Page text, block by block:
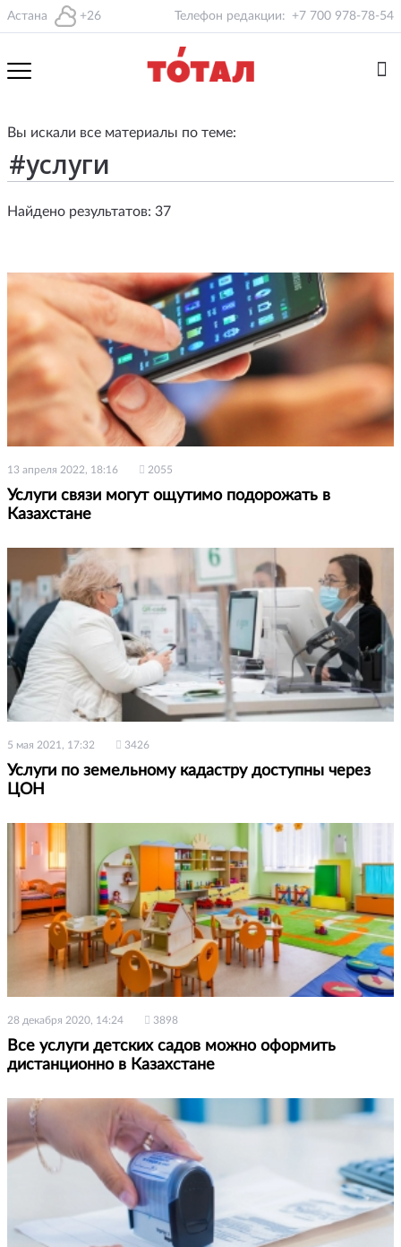
Астана +26 Телефон редакции: +7 700 978-78-54
Вы искали все материалы по теме:
Найдено результатов: 37
13 апреля 2022, 18:16 2055
Услуги связи могут ощутимо подорожать в
Казахстане
5 мая 2021, 17:32 3426
Услуги по земельному кадастру доступны через
ЦОН
28 декабря 2020, 14:24 3898
Все услуги детских садов можно оформить
дистанционно в Казахстане